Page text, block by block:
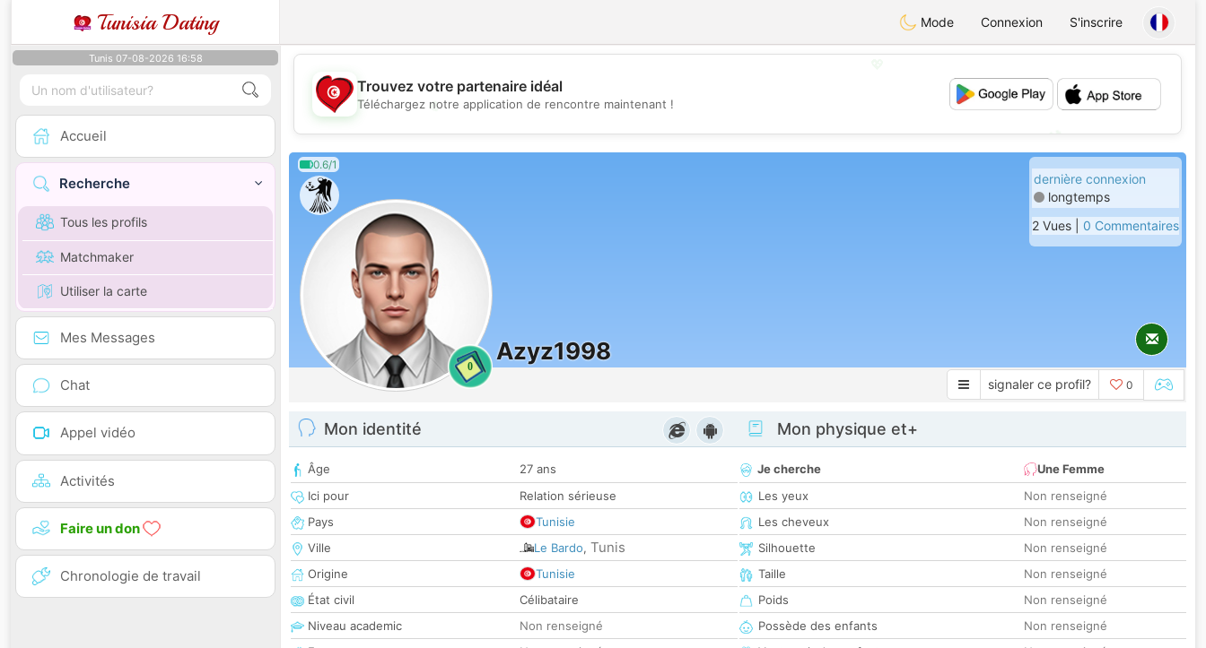
Tunisia Dating Mode Connexion S'inscrire
Tunis 07-08-2026 16:58
Accueil
Recherche
Tous les profils
Matchmaker
Utiliser la carte
Mes Messages
Chat
Appel vidéo
Activités
Faire un don
Chronologie de travail
💖
Trouvez votre partenaire idéal
Téléchargez notre application de rencontre maintenant !
0.6/1
0
Azyz1998
dernière connexion
longtemps
2 Vues | 0 Commentaires
signaler ce profil? 0
Mon identité
Âge
27 ans
Ici pour
Relation sérieuse
Pays
Tunisie
Ville
Le Bardo, Tunis
Origine
Tunisie
État civil
Célibataire
Niveau academic
Non renseigné
Mon physique et+
Je cherche
Une Femme
Les yeux
Non renseigné
Les cheveux
Non renseigné
Silhouette
Non renseigné
Taille
Non renseigné
Poids
Non renseigné
Possède des enfants
Non renseigné